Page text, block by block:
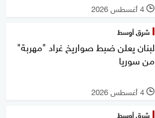
l 4 أغسطس 2026
شرق أوسط
لبنان يعلن ضبط صواريخ غراد "مهربة"
من سوريا
l 4 أغسطس 2026
شرق أوسط